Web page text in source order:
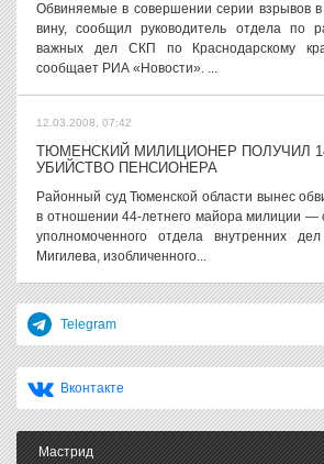
Обвиняемые в совершении серии взрывов
вину, сообщил руководитель отдела по
важных дел СКП по Краснодарскому
сообщает РИА «Новости». ...
12.03.2008, 07:42
ТЮМЕНСКИЙ МИЛИЦИОНЕР ПОЛУЧИЛ
УБИЙСТВО ПЕНСИОНЕРА
Районный суд Тюменской области вынес
в отношении 44-летнего майора милиции —
уполномоченного отдела внутренних
Мигилева, изобличенного...
Telegram
Вконтакте
Мастрид